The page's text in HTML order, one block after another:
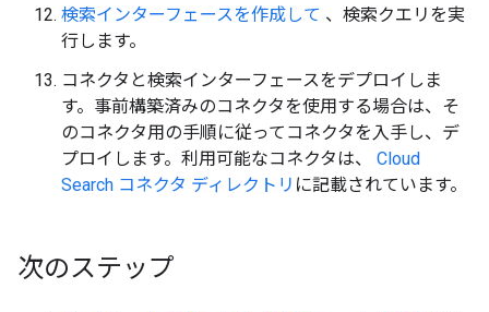
検索インターフェースを作成して 、検索クエリを実
行します。
コネクタと検索インターフェースをデプロイしま
す。事前構築済みのコネクタを使用する場合は、そ
のコネクタ用の手順に従ってコネクタを入手し、デ
プロイします。利用可能なコネクタは、 Cloud
Search コネクタ ディレクトリ に記載されています。
次のステップ